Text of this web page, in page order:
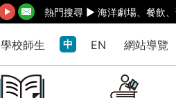
熱門搜尋 ► 海洋劇場、 餐飲
學校師生 中 EN 網站導覽